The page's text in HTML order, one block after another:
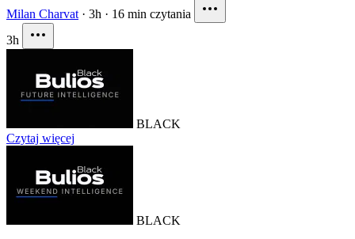
Milan Charvat · 3h · 16 min czytania
3h
BLACK
Czytaj więcej
BLACK